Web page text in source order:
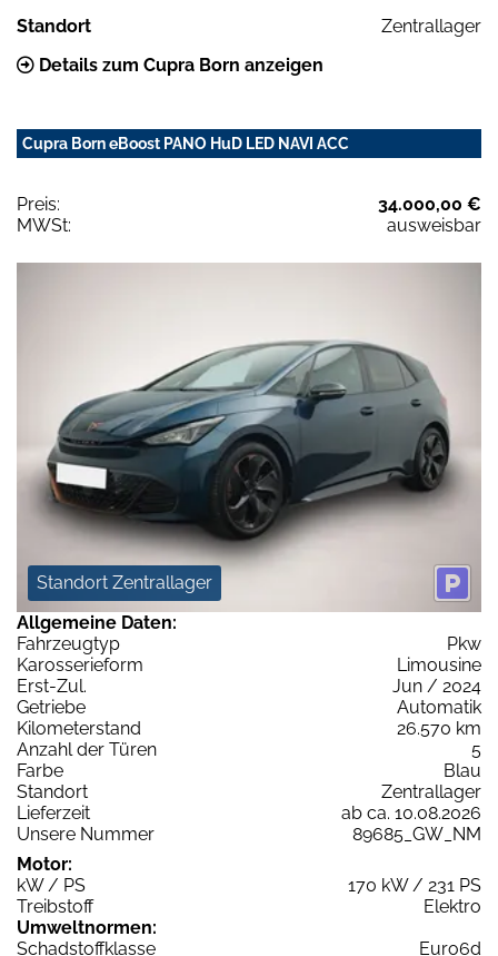
Standort
Zentrallager
Details zum Cupra Born anzeigen
Cupra Born eBoost PANO HuD LED NAVI ACC
Preis:
34.000,00 €
MWSt:
ausweisbar
Standort Zentrallager
Allgemeine Daten:
Fahrzeugtyp
Pkw
Karosserieform
Limousine
Erst-Zul.
Jun / 2024
Getriebe
Automatik
Kilometerstand
26.570 km
Anzahl der Türen
5
Farbe
Blau
Standort
Zentrallager
Lieferzeit
ab ca. 10.08.2026
Unsere Nummer
89685_GW_NM
Motor:
kW / PS
170 kW / 231 PS
Treibstoff
Elektro
Umweltnormen:
Schadstoffklasse
Euro6d